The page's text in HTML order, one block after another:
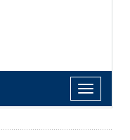
Toggle
navigation